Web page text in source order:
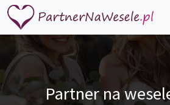
Partner na